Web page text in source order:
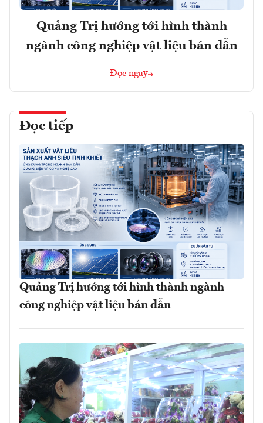
Quảng Trị hướng tới hình thành
ngành công nghiệp vật liệu bán dẫn
Đọc ngay
Đọc tiếp
Quảng Trị hướng tới hình thành ngành
công nghiệp vật liệu bán dẫn